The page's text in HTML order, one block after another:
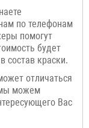
по телефонам
помогут
будет
состав краски.
отличаться
можем
Вас